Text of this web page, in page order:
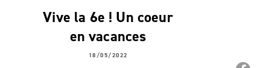
Vive la 6e ! Un coeur
en vacances
18/05/2022